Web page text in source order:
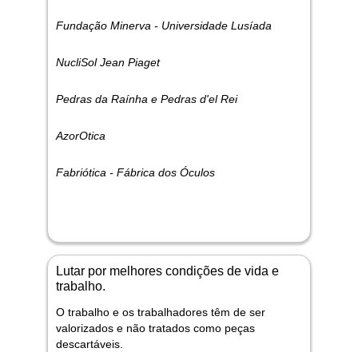
Fundação Minerva - Universidade Lusíada
NucliSol Jean Piaget
Pedras da Raínha e Pedras d'el Rei
AzorOtica
Fabriótica - Fábrica dos Óculos
Lutar por melhores condições de vida e
trabalho.
O trabalho e os trabalhadores têm de ser
valorizados e não tratados como peças
descartáveis.